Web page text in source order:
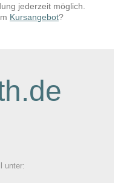
jederzeit möglich.
Kursangebot?
unter: